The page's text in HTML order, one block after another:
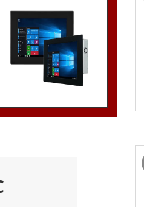
が容易
は、処理
するこ
まで、
パネル
れた
備え、
す。そ
での使
や
の機
。タ